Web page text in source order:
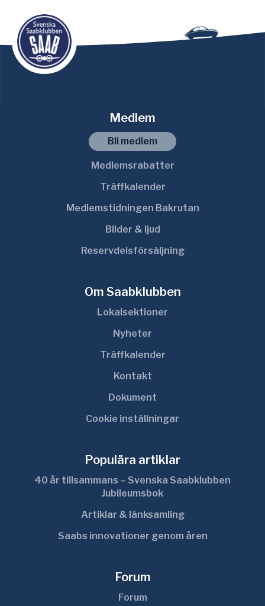
Medlem
Bli medlem
Medlemsrabatter
Träffkalender
Medlemstidningen Bakrutan
Bilder & ljud
Reservdelsförsäljning
Om Saabklubben
Lokalsektioner
Nyheter
Träffkalender
Kontakt
Dokument
Cookie inställningar
Populära artiklar
40 år tillsammans – Svenska Saabklubben
Jubileumsbok
Artiklar & länksamling
Saabs innovationer genom åren
Forum
Forum